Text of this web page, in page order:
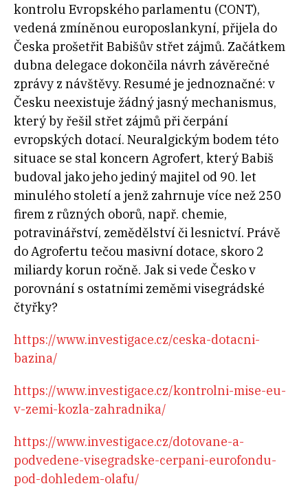
kontrolu Evropského parlamentu (CONT),
vedená zmíněnou europoslankyní, přijela do
Česka prošetřit Babišův střet zájmů. Začátkem
dubna delegace dokončila návrh závěrečné
zprávy z návštěvy. Resumé je jednoznačné: v
Česku neexistuje žádný jasný mechanismus,
který by řešil střet zájmů při čerpání
evropských dotací. Neuralgickým bodem této
situace se stal koncern Agrofert, který Babiš
budoval jako jeho jediný majitel od 90. let
minulého století a jenž zahrnuje více než 250
firem z různých oborů, např. chemie,
potravinářství, zemědělství či lesnictví. Právě
do Agrofertu tečou masivní dotace, skoro 2
miliardy korun ročně. Jak si vede Česko v
porovnání s ostatními zeměmi visegrádské
čtyřky?
https://www.investigace.cz/ceska-dotacni-
bazina/
https://www.investigace.cz/kontrolni-mise-eu-
v-zemi-kozla-zahradnika/
https://www.investigace.cz/dotovane-a-
podvedene-visegradske-cerpani-eurofondu-
pod-dohledem-olafu/